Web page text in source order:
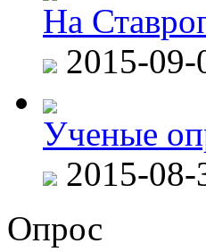
На
2015-09-
Ученые
2015-08-
Опрос